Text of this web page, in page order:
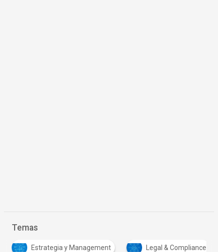
Temas
Legal & Compliance Tecnología y Sistemas